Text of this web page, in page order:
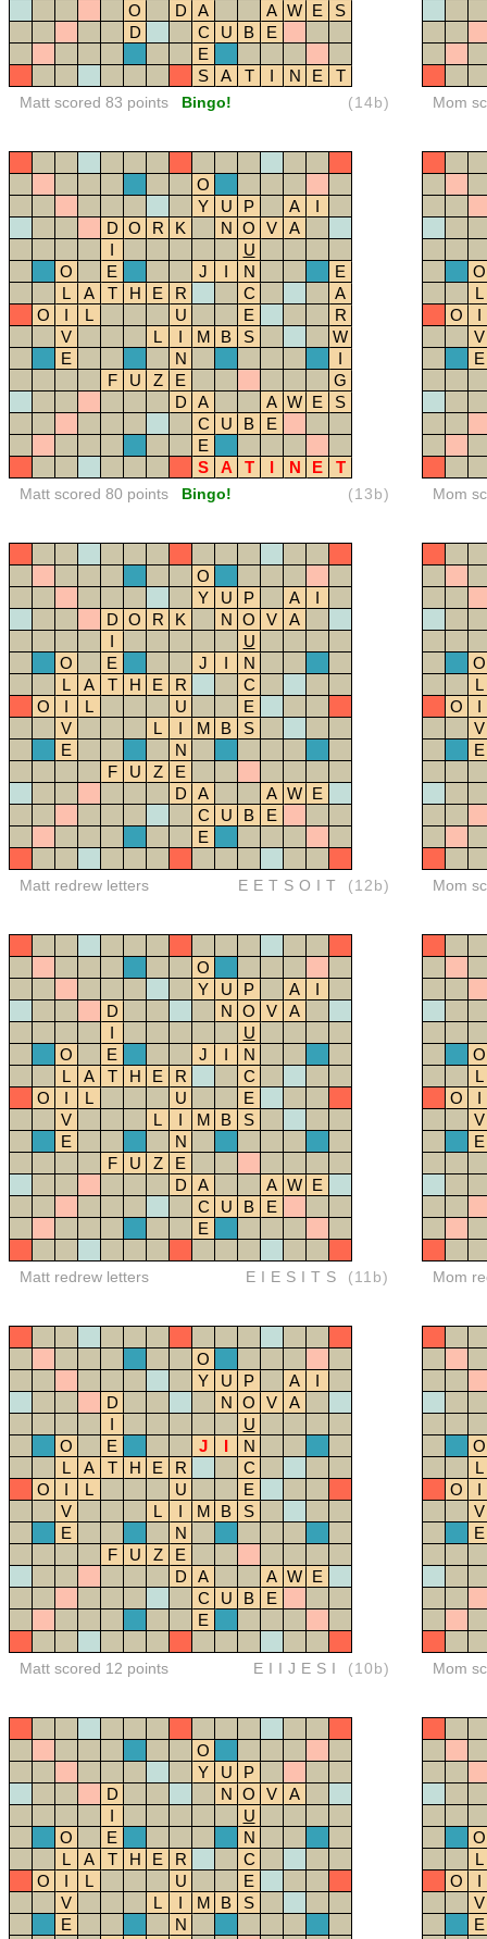
O
D A A W E
S
D
C U B
E
E
S
A T I N E T
Matt scored 83 points Bingo! (14b) Mom
O
Y
U P A
I
D O R K N O V
A
I
U
O
E J I N
E
L
A T H E R C
A
O
I L U E
R
V
L I M B S
W
E
N
I
F
U Z E
G
D
A A W E
S
C
U B
E
E
S
A T I N E T
Matt scored 80 points Bingo! (13b)
O
L
O
I
V
E
Mom
O
Y
U P A
I
D O R K N O V
A
I
U
O
E J I
N
L
A T H E R
C
O
I L U
E
V
L I M B
S
E
N
F
U Z
E
D
A A W E
C
U B
E
E
Matt redrew letters EETSOIT (12b)
O
L
O
I
V
E
Mom
O
Y
U P A
I
D
N O V
A
I
U
O
E J I
N
L
A T H E R
C
O
I L U
E
V
L I M B
S
E
N
F
U Z
E
D
A A W E
C
U B
E
E
Matt redrew letters EIESITS (11b)
O
L
O
I
V
E
Mom
O
Y
U P A
I
D
N O V
A
I
U
O
E J I
N
L
A T H E R
C
O
I L U
E
V
L I M B
S
E
N
F
U Z
E
D
A A W E
C
U B
E
E
Matt scored 12 points EIIJESI (10b)
O
L
O
I
V
E
Mom
O
Y
U
P
D
N O V
A
I
U
O
E
N
L
A T H E R
C
O
I L U
E
V
L I M B
S
E
N
O
L
O
I
V
E